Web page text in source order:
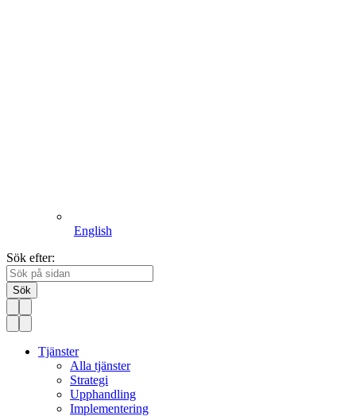
English
Sök efter:
Sök
Tjänster
Alla tjänster
Strategi
Upphandling
Implementering